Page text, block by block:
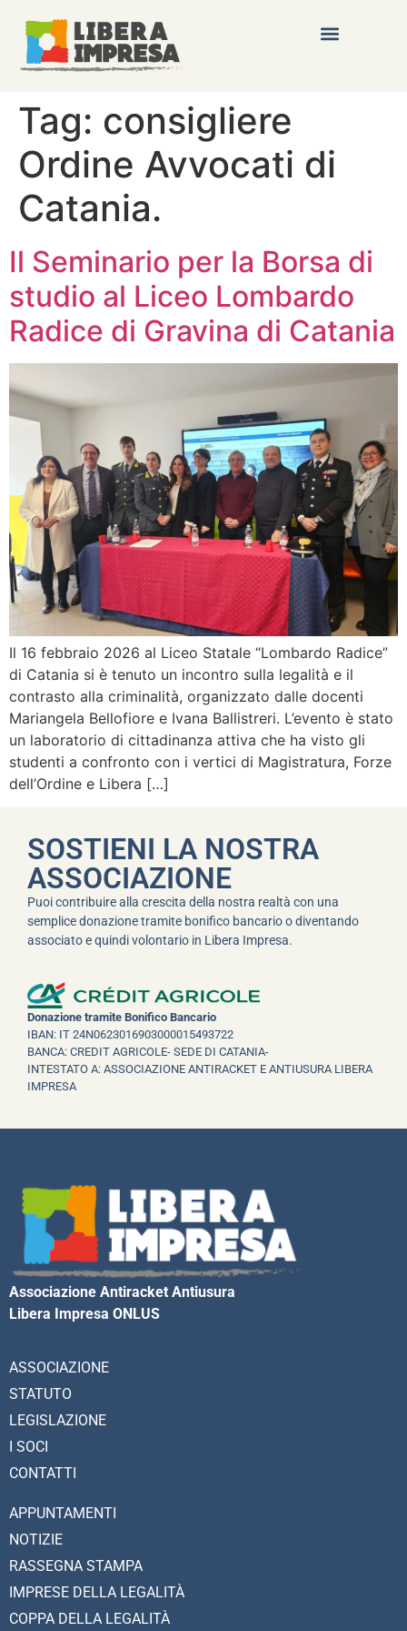
Tag: consigliere
Ordine Avvocati di
Catania.
Il Seminario per la Borsa di
studio al Liceo Lombardo
Radice di Gravina di Catania
Il 16 febbraio 2026 al Liceo Statale “Lombardo Radice”
di Catania si è tenuto un incontro sulla legalità e il
contrasto alla criminalità, organizzato dalle docenti
Mariangela Bellofiore e Ivana Ballistreri. L’evento è stato
un laboratorio di cittadinanza attiva che ha visto gli
studenti a confronto con i vertici di Magistratura, Forze
dell’Ordine e Libera […]
SOSTIENI LA NOSTRA
ASSOCIAZIONE
Puoi contribuire alla crescita della nostra realtà con una
semplice donazione tramite bonifico bancario o diventando
associato e quindi volontario in Libera Impresa.
Donazione tramite Bonifico Bancario
IBAN: IT 24N0623016903000015493722
BANCA: CREDIT AGRICOLE- SEDE DI CATANIA-
INTESTATO A: ASSOCIAZIONE ANTIRACKET E ANTIUSURA LIBERA
IMPRESA
Associazione Antiracket Antiusura
Libera Impresa ONLUS
ASSOCIAZIONE
STATUTO
LEGISLAZIONE
I SOCI
CONTATTI
APPUNTAMENTI
NOTIZIE
RASSEGNA STAMPA
IMPRESE DELLA LEGALITÀ
COPPA DELLA LEGALITÀ